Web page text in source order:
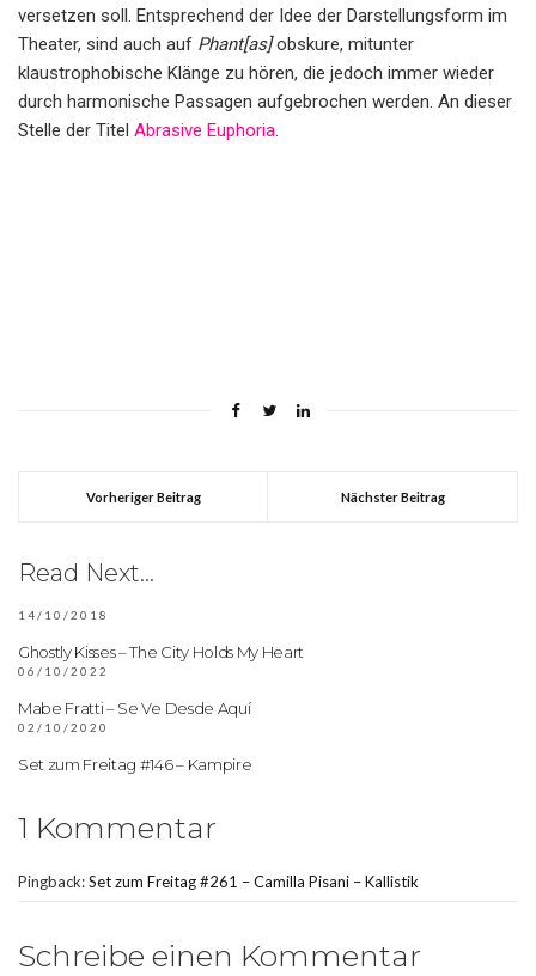
versetzen soll. Entsprechend der Idee der Darstellungsform im
Theater, sind auch auf Phant[as]obskure, mitunter
klaustrophobische Klänge zu hören, die jedoch immer wieder
durch harmonische Passagen aufgebrochen werden. An dieser
Stelle der Titel Abrasive Euphoria.
Vorheriger Beitrag Nächster Beitrag
Read Next...
14/10/2018
Ghostly Kisses – The City Holds My Heart
06/10/2022
Mabe Fratti – Se Ve Desde Aquí
02/10/2020
Set zum Freitag #146 – Kampire
1 Kommentar
Pingback:Set zum Freitag #261 – Camilla Pisani – Kallistik
Schreibe einen Kommentar